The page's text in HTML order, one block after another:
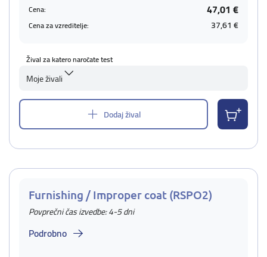
Cena: 47,01 €
Cena za vzreditelje: 37,61 €
Žival za katero naročate test
Moje živali
Dodaj žival
Furnishing / Improper coat (RSPO2)
Povprečni čas izvedbe: 4-5 dni
Podrobno